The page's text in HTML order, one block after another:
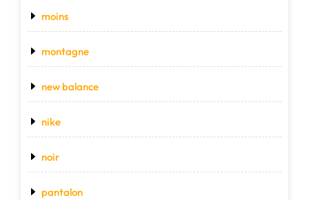
moins
montagne
new balance
nike
noir
pantalon